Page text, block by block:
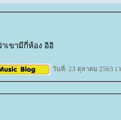
เขามีกี่ห้อง อิอิ
วันที่: 23 ตุลาคม 2563 เ